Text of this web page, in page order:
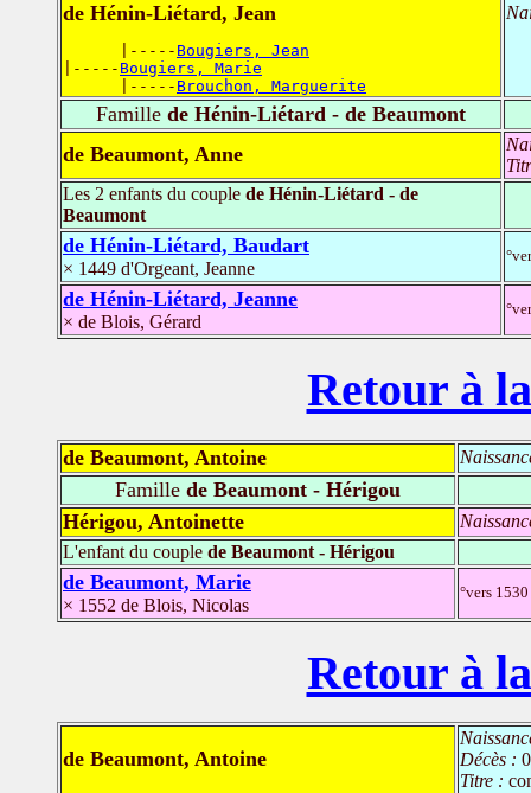
de Hénin-Liétard, Jean
      |-----
Bougiers, Jean
|----- Bougiers, Marie
      |-----
Brouchon, Marguerite
Famille de Hénin-Liétard - de Beaumont
de Beaumont, Anne
Les 2 enfants du couple de Hénin-Liétard - de
Beaumont
de Hénin-Liétard, Baudart
× 1449 d'Orgeant, Jeanne
de Hénin-Liétard, Jeanne
× de Blois, Gérard
Retour à
de Beaumont, Antoine
Famille de Beaumont - Hérigou
Hérigou, Antoinette
L'enfant du couple de Beaumont - Hérigou
de Beaumont, Marie
× 1552 de Blois, Nicolas
°vers
Retour à
de Beaumont, Antoine
Décès :
Titre :